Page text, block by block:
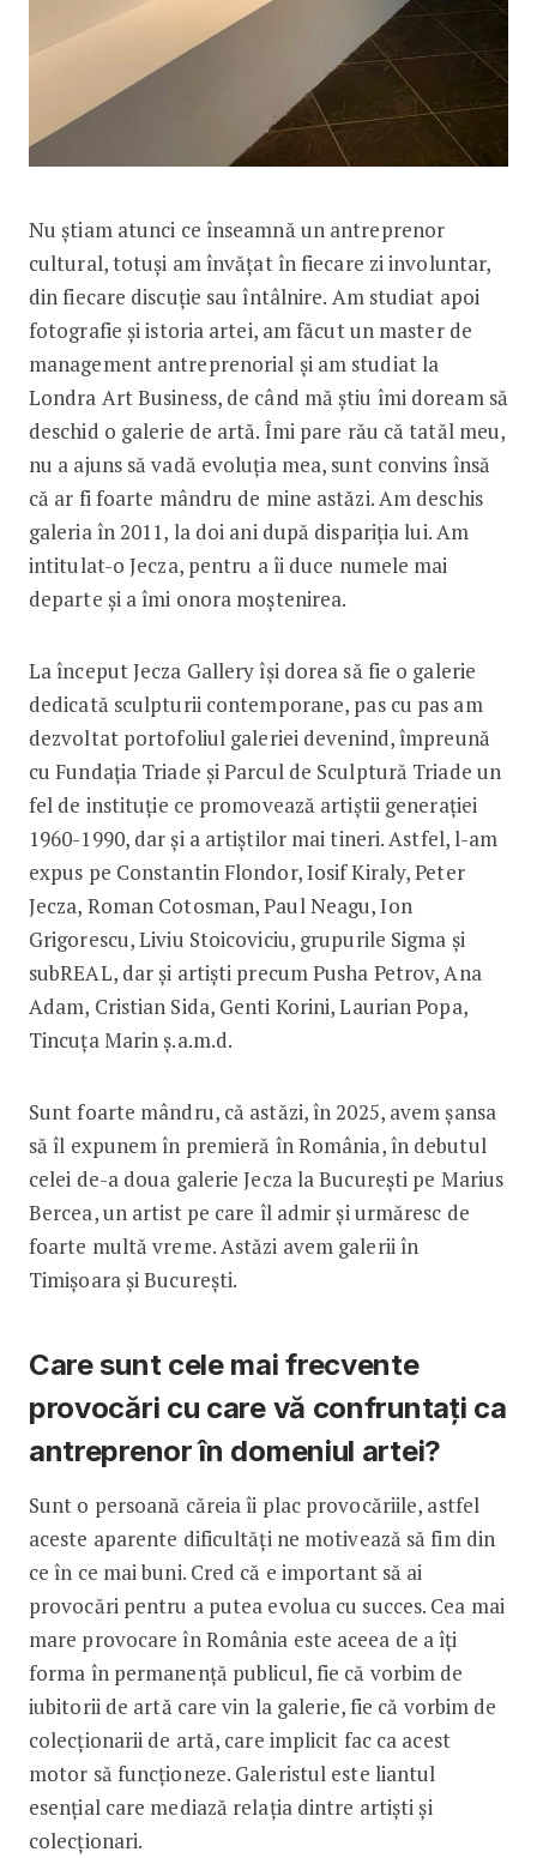
Nu știam atunci ce înseamnă un antreprenor
cultural, totuși am învățat în fiecare zi involuntar,
din fiecare discuție sau întâlnire. Am studiat apoi
fotografie și istoria artei, am făcut un master de
management antreprenorial și am studiat la
Londra Art Business, de când mă știu îmi doream să
deschid o galerie de artă. Îmi pare rău că tatăl meu,
nu a ajuns să vadă evoluția mea, sunt convins însă
că ar fi foarte mândru de mine astăzi. Am deschis
galeria în 2011, la doi ani după dispariția lui. Am
intitulat-o Jecza, pentru a îi duce numele mai
departe și a îmi onora moștenirea.
La început Jecza Gallery își dorea să fie o galerie
dedicată sculpturii contemporane, pas cu pas am
dezvoltat portofoliul galeriei devenind, împreună
cu Fundația Triade și Parcul de Sculptură Triade un
fel de instituție ce promovează artiștii generației
1960-1990, dar și a artiștilor mai tineri. Astfel, l-am
expus pe Constantin Flondor, Iosif Kiraly, Peter
Jecza, Roman Cotosman, Paul Neagu, Ion
Grigorescu, Liviu Stoicoviciu, grupurile Sigma și
subREAL, dar și artiști precum Pusha Petrov, Ana
Adam, Cristian Sida, Genti Korini, Laurian Popa,
Tincuța Marin ș.a.m.d.
Sunt foarte mândru, că astăzi, în 2025, avem șansa
să îl expunem în premieră în România, în debutul
celei de-a doua galerie Jecza la București pe Marius
Bercea, un artist pe care îl admir și urmăresc de
foarte multă vreme. Astăzi avem galerii în
Timișoara și București.
Care sunt cele mai frecvente
provocări cu care vă confruntați ca
antreprenor în domeniul artei?
Sunt o persoană căreia îi plac provocăriile, astfel
aceste aparente dificultăți ne motivează să fim din
ce în ce mai buni. Cred că e important să ai
provocări pentru a putea evolua cu succes. Cea mai
mare provocare în România este aceea de a îți
forma în permanență publicul, fie că vorbim de
iubitorii de artă care vin la galerie, fie că vorbim de
colecționarii de artă, care implicit fac ca acest
motor să funcționeze. Galeristul este liantul
esențial care mediază relația dintre artiști și
colecționari.